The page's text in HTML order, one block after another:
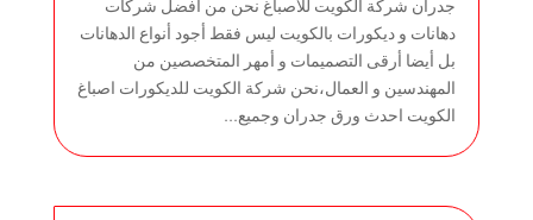
جدران شركة الكويت للأصباغ نحن من أفضل شركات
دهانات و ديكورات بالكويت ليس فقط أجود أنواع الدهانات
بل أيضا أرقى التصميمات و أمهر المتخصصين من
المهندسين و العمال،نحن شركة الكويت للديكورات اصباغ
الكويت احدث ورق جدران وجميع...